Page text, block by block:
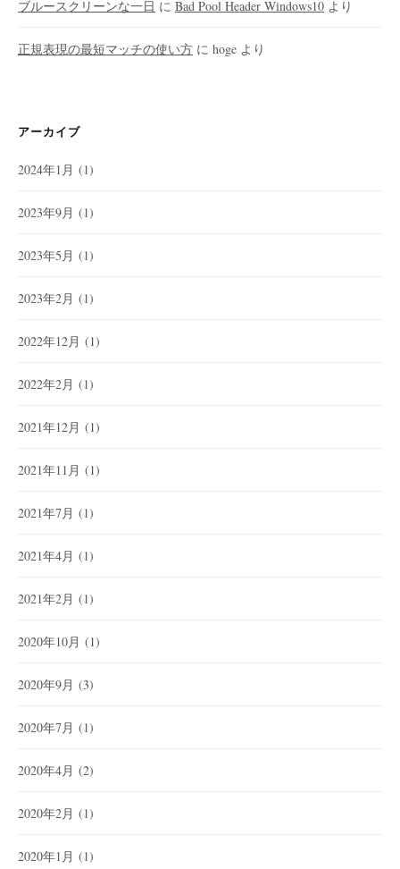
ブルースクリーンな一日 に Bad Pool Header Windows10 より
正規表現の最短マッチの使い方 に hoge より
アーカイブ
2024年1月 (1)
2023年9月 (1)
2023年5月 (1)
2023年2月 (1)
2022年12月 (1)
2022年2月 (1)
2021年12月 (1)
2021年11月 (1)
2021年7月 (1)
2021年4月 (1)
2021年2月 (1)
2020年10月 (1)
2020年9月 (3)
2020年7月 (1)
2020年4月 (2)
2020年2月 (1)
2020年1月 (1)